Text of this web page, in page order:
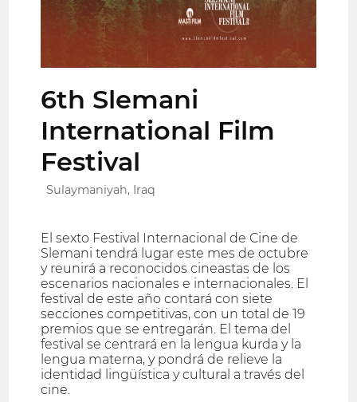
6th Slemani
International Film
Festival
Sulaymaniyah, Iraq
El sexto Festival Internacional de Cine de
Slemani tendrá lugar este mes de octubre
y reunirá a reconocidos cineastas de los
escenarios nacionales e internacionales. El
festival de este año contará con siete
secciones competitivas, con un total de 19
premios que se entregarán. El tema del
festival se centrará en la lengua kurda y la
lengua materna, y pondrá de relieve la
identidad lingüística y cultural a través del
cine.